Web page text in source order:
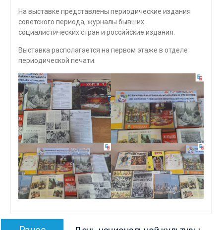
На выставке представлены периодические издания
советского периода, журналы бывших
социалистических стран и российские издания.
Выставка располагается на первом этаже в отделе
периодической печати.
Навигация